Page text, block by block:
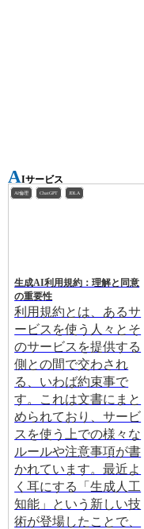
AIサービス
AI倫理 ChatGPT JDLA
生成AI利用規約：理解と同意
の重要性
利用規約とは、あるサ
ービスを使う人々とそ
のサービスを提供する
側との間で交わされ
る、いわば約束事で
す。これは文書にまと
められており、サービ
スを使う上での様々な
ルールや注意事項が書
かれています。最近よ
く耳にする「生成人工
知能」という新しい技
術が登場したことで、